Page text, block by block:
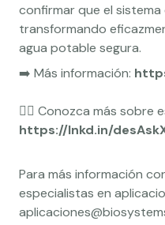
confirmar que el
transformando
agua potable segura.
➡️ Más información:
👉🏼 Conozca más sobre
https://lnkd.in/
Para más información
especialistas en